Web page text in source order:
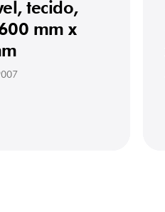
tecido,
mm x